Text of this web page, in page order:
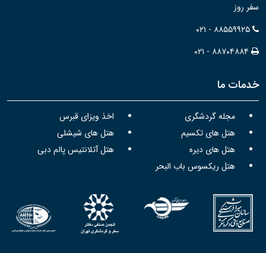
سفر روز
۰۲۱ - ۸۸۵۵۹۹۲۵
۰۲۱ - ۸۸۷۰۴۸۸۴
خدمات ما
مجله گردشگری
اخذ ویزای قبرس
هتل های تکسیم
هتل های شیشلی
هتل های دیره
هتل آتلانتیس پالم دبی
هتل ریکسوس باب البحر